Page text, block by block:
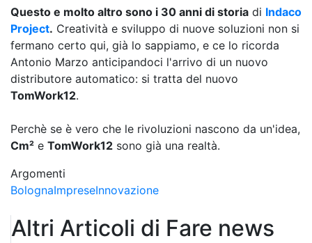
Questo e molto altro sono i 30 anni di storia di Indaco
Project. Creatività e sviluppo di nuove soluzioni non si
fermano certo qui, già lo sappiamo, e ce lo ricorda
Antonio Marzo anticipandoci l'arrivo di un nuovo
distributore automatico: si tratta del nuovo
TomWork12.
Perchè se è vero che le rivoluzioni nascono da un'idea,
Cm² e TomWork12 sono già una realtà.
Argomenti
BolognaImpreseInnovazione
Altri Articoli di Fare news